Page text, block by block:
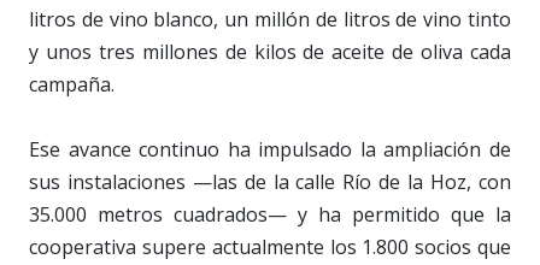
litros de vino blanco, un millón de litros de vino tinto
y unos tres millones de kilos de aceite de oliva cada
campaña.
Ese avance continuo ha impulsado la ampliación de
sus instalaciones —las de la calle Río de la Hoz, con
35.000 metros cuadrados— y ha permitido que la
cooperativa supere actualmente los 1.800 socios que